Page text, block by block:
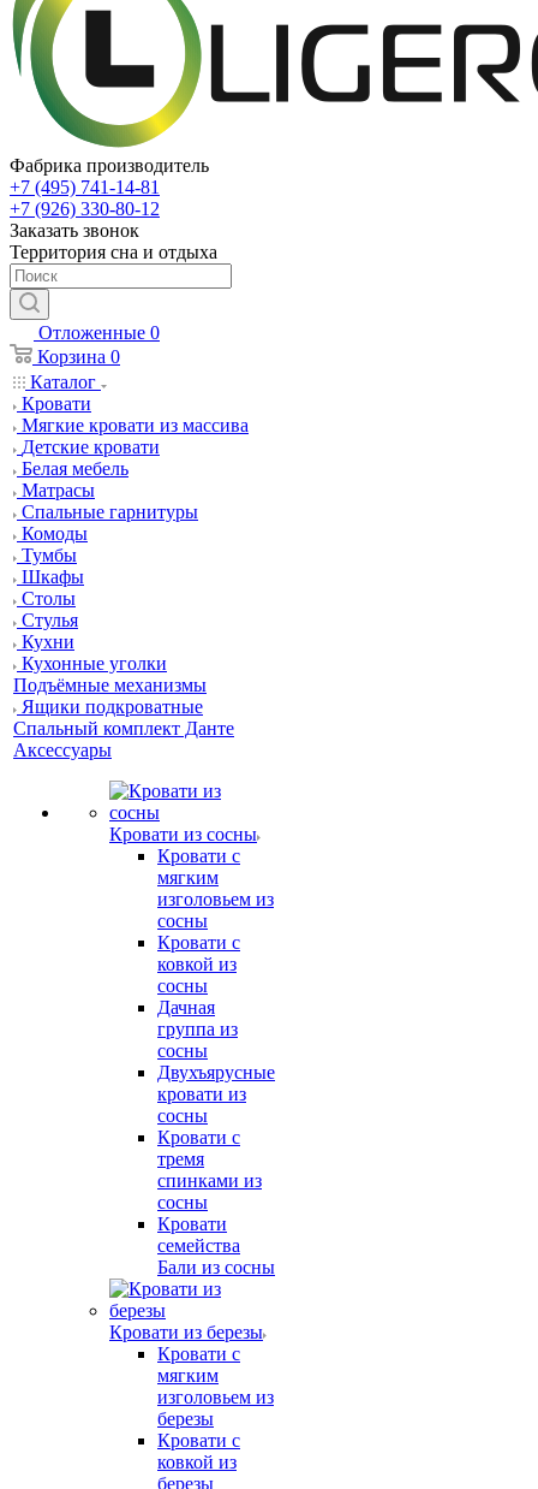
Фабрика производитель
+7 (495) 741-14-81
+7 (926) 330-80-12
Заказать звонок
Территория сна и отдыха
Отложенные 0
Корзина 0
Каталог
Кровати
Мягкие кровати из массива
Детские кровати
Белая мебель
Матрасы
Спальные гарнитуры
Комоды
Тумбы
Шкафы
Столы
Стулья
Кухни
Кухонные уголки
Подъёмные механизмы
Ящики подкроватные
Спальный комплект Данте
Аксессуары
Кровати из сосны
Кровати с
мягким
изголовьем из
сосны
Кровати с
ковкой из
сосны
Дачная
группа из
сосны
Двухъярусные
кровати из
сосны
Кровати с
тремя
спинками из
сосны
Кровати
семейства
Бали из сосны
Кровати из березы
Кровати с
мягким
изголовьем из
березы
Кровати с
ковкой из
березы